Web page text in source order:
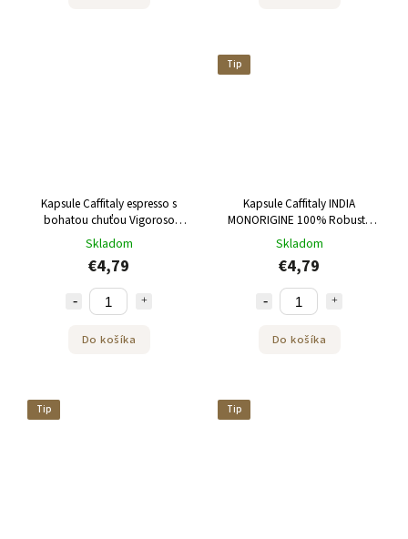
Kapsule Caffitaly espresso s
bohatou chuťou Vigoroso
10kusov do Tchibo Cafissimo
Skladom
€4,79
Do košíka
Tip
Kapsule Caffitaly INDIA
MONORIGINE 100% Robusta
10kusov do Tchibo
Skladom
€4,79
Do košíka
Tip Tip